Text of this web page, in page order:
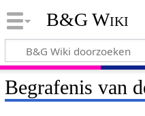
B&G Wiki
Begrafenis van